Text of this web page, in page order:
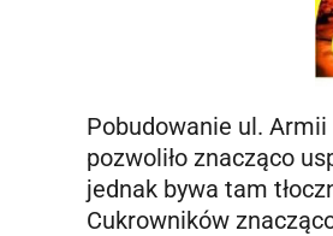
Pobudowanie ul.
pozwoliło znacząco
jednak bywa tam
Cukrowników